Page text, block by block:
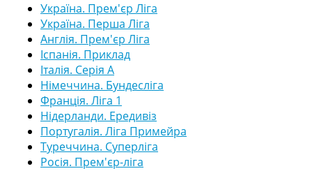
Україна. Прем'єр Ліга
Україна. Перша Ліга
Англія. Прем'єр Ліга
Іспанія. Приклад
Італія. Серія А
Німеччина. Бундесліга
Франція. Ліга 1
Нідерланди. Ередивіз
Португалія. Ліга Примейра
Туреччина. Суперліга
Росія. Прем'єр-ліга